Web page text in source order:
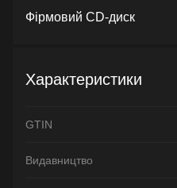
Фірмовий CD-диск
Характеристики
GTIN
Видавництво